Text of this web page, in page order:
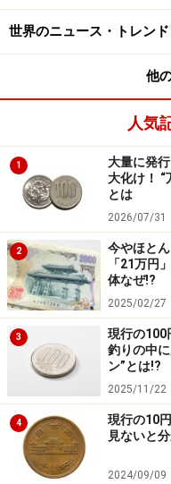
皇室を離れることを前
法律が変わったからと
またもし皇籍保持・離
るとした場合、皇籍保
いう事態になることも
一方、B案の大きな問
上も経っていることです
70年以上も前に皇族を
した上で、本人、もし
受け入れられるのかと
家は現天皇の系統と
す。
旧宮家が皇籍を離脱し
況のなかで、現実的に
ありました。連合国軍
皇室財産を国庫に帰属
世界のニュース・トレンド
他
人気
1
大量に発
大化け！
とは
2026/07/31
2
今やほと
「21万円
体なぜ!?
2025/02/27
3
現行の100
釣りの中
ン”とは!?
2025/11/22
4
現行の10
見ないと
2024/09/09